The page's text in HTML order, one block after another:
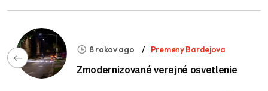
8 rokov ago Premeny Bardejova
Zmodernizované verejné osvetlenie